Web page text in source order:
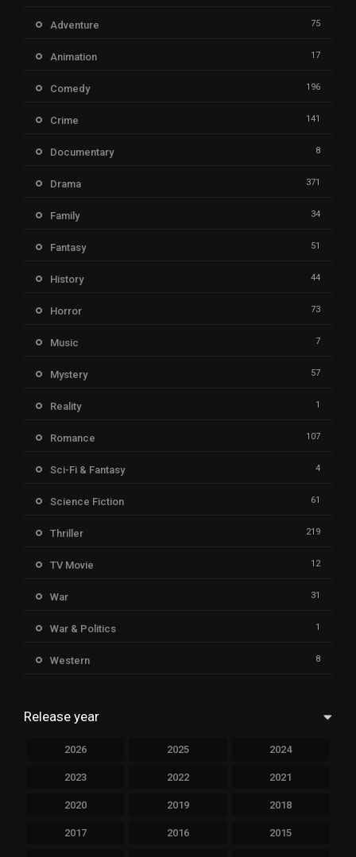
Adventure 75
Animation 17
Comedy 196
Crime 141
Documentary 8
Drama 371
Family 34
Fantasy 51
History 44
Horror 73
Music 7
Mystery 57
Reality 1
Romance 107
Sci-Fi & Fantasy 4
Science Fiction 61
Thriller 219
TV Movie 12
War 31
War & Politics 1
Western 8
Release year
2026 2025 2024
2023 2022 2021
2020 2019 2018
2017 2016 2015